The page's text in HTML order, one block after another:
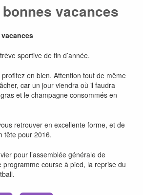
vacances
sportive de fin d’année.
en bien. Attention tout de même
car un jour viendra où il faudra
et le champagne consommés en
retrouver en excellente forme, et de
tête pour 2016.
pour l’assemblée générale de
programme course à pied, la reprise du